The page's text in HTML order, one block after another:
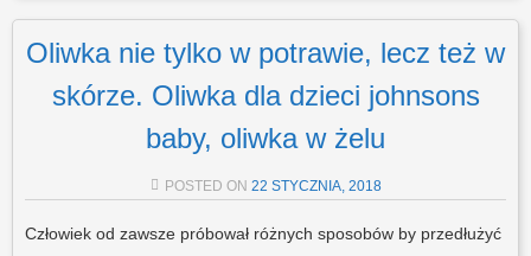
Oliwka nie tylko w potrawie, lecz też w
skórze. Oliwka dla dzieci johnsons
baby, oliwka w żelu
POSTED ON 22 STYCZNIA, 2018
Człowiek od zawsze próbował różnych sposobów by przedłużyć